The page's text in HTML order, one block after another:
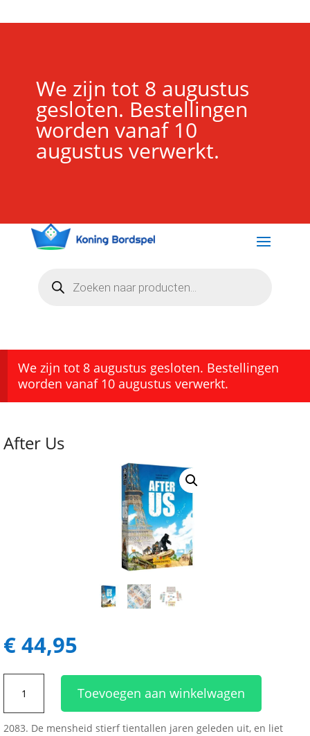
We zijn tot 8 augustus
gesloten. Bestellingen
worden vanaf 10
augustus verwerkt.
zoeken
We zijn tot 8 augustus gesloten. Bestellingen
worden vanaf 10 augustus verwerkt.
After Us
€44,95
aantal
Toevoegen aan winkelwagen
2083. De mensheid stierf tientallen jaren geleden uit, en liet